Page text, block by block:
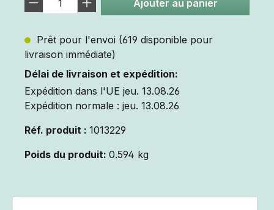
Ajouter au panier
Prêt pour l'envoi (619 disponible pour
livraison immédiate)
Délai de livraison et expédition:
Expédition dans l'UE jeu. 13.08.26
Expédition normale : jeu. 13.08.26
Réf. produit : 1013229
Poids du produit: 0.594 kg